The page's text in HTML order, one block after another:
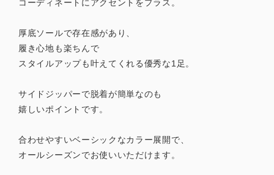
コーディネートにアクセントをプラス。
厚底ソールで存在感があり、
履き心地も楽ちんで
スタイルアップも叶えてくれる優秀な1足。
サイドジッパーで脱着が簡単なのも
嬉しいポイントです。
合わせやすいベーシックなカラー展開で、
オールシーズンでお使いいただけます。